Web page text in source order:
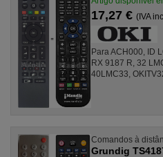
17,27 €(IVA
Para ACH000, ID
RX 9187 R, 32
40LMC33,
Comandos à
Grundig